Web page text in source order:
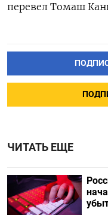
перевел Томаш
ЧИТАТЬ ЕЩЕ